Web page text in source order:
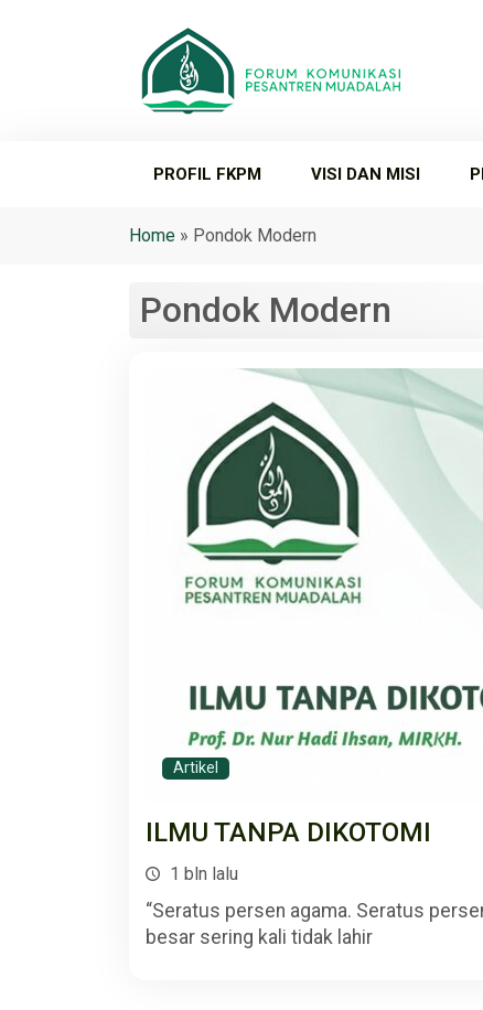
PROFIL FKPM VISI DAN MISI
Home » Pondok Modern
Pondok Modern
Artikel
ILMU TANPA DIKOTOMI
1 bln lalu
“Seratus persen agama. Seratus
besar sering kali tidak lahir